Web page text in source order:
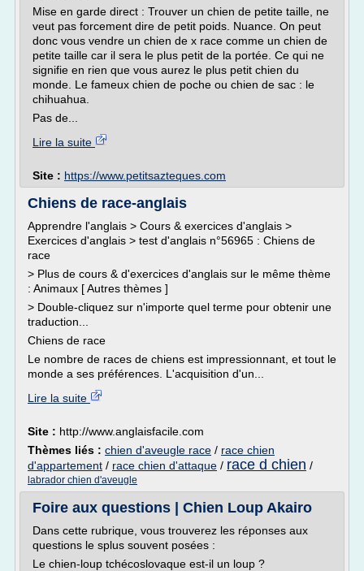
Mise en garde direct : Trouver un chien de petite taille, ne
veut pas forcement dire de petit poids. Nuance. On peut
donc vous vendre un chien de x race comme un chien de
petite taille car il sera le plus petit de la portée. Ce qui ne
signifie en rien que vous aurez le plus petit chien du
monde. Le fameux chien de poche ou chien de sac : le
chihuahua.
Pas de...
Lire la suite
Site : https://www.petitsazteques.com
Chiens de race-anglais
Apprendre l'anglais > Cours & exercices d'anglais >
Exercices d'anglais > test d'anglais n°56965 : Chiens de
race
> Plus de cours & d'exercices d'anglais sur le même thème
: Animaux [ Autres thèmes ]
> Double-cliquez sur n'importe quel terme pour obtenir une
traduction...
Chiens de race
Le nombre de races de chiens est impressionnant, et tout le
monde a ses préférences. L'acquisition d'un...
Lire la suite
Site : http://www.anglaisfacile.com
Thèmes liés : chien d'aveugle race / race chien
d'appartement / race chien d'attaque / race d chien /
labrador chien d'aveugle
Foire aux questions | Chien Loup Akairo
Dans cette rubrique, vous trouverez les réponses aux
questions le splus souvent posées :
Le chien-loup tchécoslovaque est-il un loup ?